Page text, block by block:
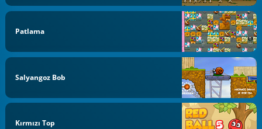
Patlama
Salyangoz Bob
Kırmızı Top